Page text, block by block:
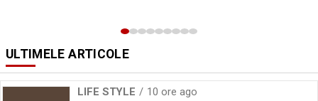
ULTIMELE ARTICOLE
LIFE STYLE 10 ore ago